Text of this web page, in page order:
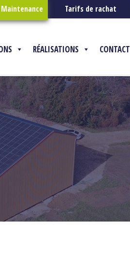
Tarifs de rachat
RÉALISATIONS CONTACT